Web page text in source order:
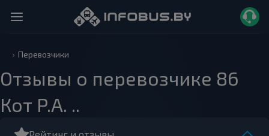
Перевозчики
Отзывы о перевозчике 86
Кот Р.А. ..